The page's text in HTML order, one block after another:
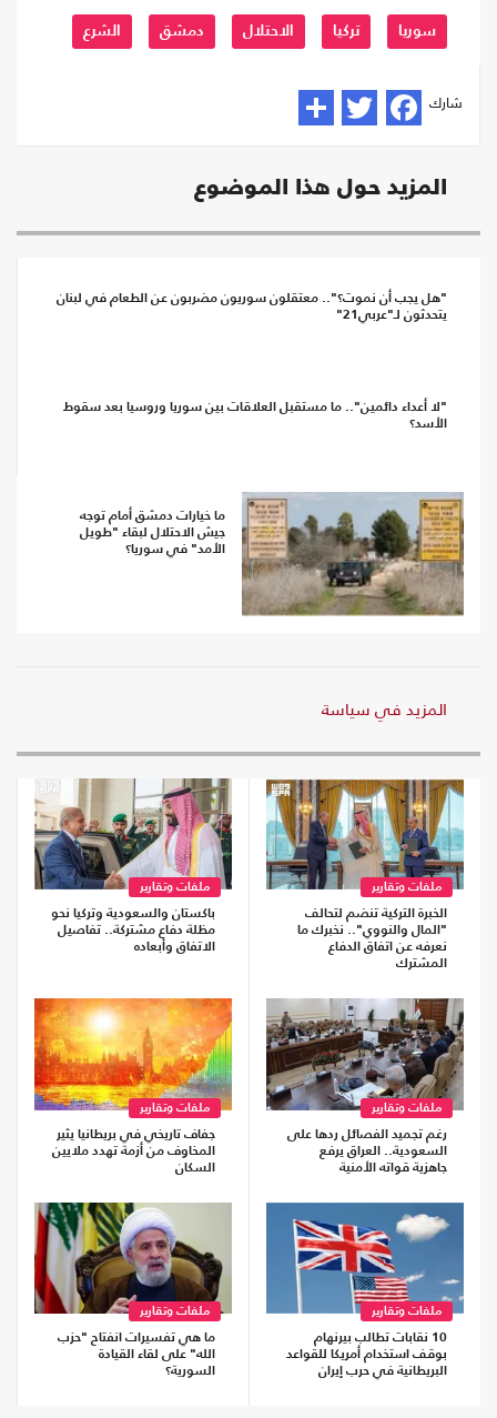
سوريا تركيا الاحتلال دمشق الشرع
شارك
المزيد حول هذا الموضوع
"هل يجب أن نموت؟".. معتقلون سوريون مضربون عن الطعام في لبنان
يتحدثون لـ"عربي21"
"لا أعداء دائمين".. ما مستقبل العلاقات بين سوريا وروسيا بعد سقوط
الأسد؟
ما خيارات دمشق أمام توجه
جيش الاحتلال لبقاء "طويل
الأمد" في سوريا؟
المزيد في سياسة
ملفات وتقارير
الخبرة التركية تنضم لتحالف
"المال والنووي".. نخبرك ما
نعرفه عن اتفاق الدفاع
المشترك
ملفات وتقارير
باكستان والسعودية وتركيا نحو
مظلة دفاع مشتركة.. تفاصيل
الاتفاق وأبعاده
ملفات وتقارير
رغم تجميد الفصائل ردها على
السعودية.. العراق يرفع
جاهزية قواته الأمنية
ملفات وتقارير
جفاف تاريخي في بريطانيا يثير
المخاوف من أزمة تهدد ملايين
السكان
ملفات وتقارير
10 نقابات تطالب بيرنهام
بوقف استخدام أمريكا للقواعد
البريطانية في حرب إيران
ملفات وتقارير
ما هي تفسيرات انفتاح "حزب
الله" على لقاء القيادة
السورية؟